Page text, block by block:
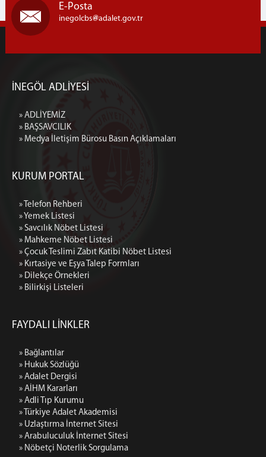
İLETİŞİM E-Posta
inegolcbs adalet.gov.tr
İNEGÖL ADLİYESİ
» ADLİYEMİZ
» BAŞSAVCILIK
» Medya İletişim Bürosu Basın Açıklamaları
KURUM PORTAL
» Telefon Rehberi
» Yemek Listesi
» Savcılık Nöbet Listesi
» Mahkeme Nöbet Listesi
» Çocuk Teslimi Zabıt Katibi Nöbet Listesi
» Kırtasiye ve Eşya Talep Formları
» Dilekçe Örnekleri
» Bilirkişi Listeleri
FAYDALI LİNKLER
» Bağlantılar
» Hukuk Sözlüğü
» Adalet Dergisi
» AİHM Kararları
» Adli Tıp Kurumu
» Türkiye Adalet Akademisi
» Uzlaştırma İnternet Sitesi
» Arabuluculuk İnternet Sitesi
» Nöbetçi Noterlik Sorgulama